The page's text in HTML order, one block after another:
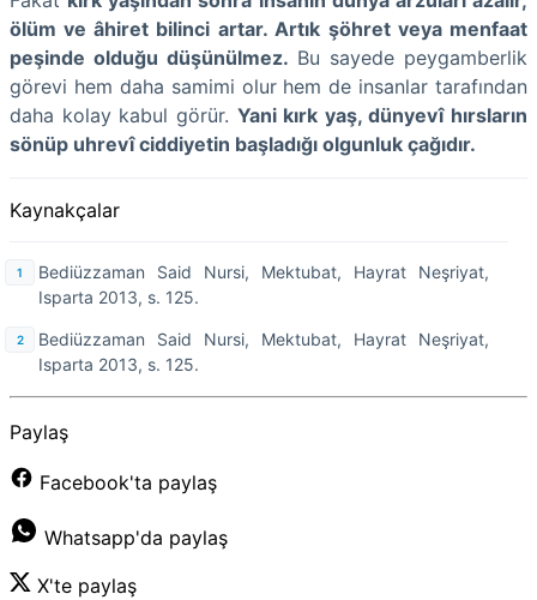
ölüm ve âhiret bilinci artar. Artık şöhret veya menfaat
peşinde olduğu düşünülmez. Bu sayede peygamberlik
görevi hem daha samimi olur hem de insanlar tarafından
daha kolay kabul görür. Yani kırk yaş, dünyevî hırsların
sönüp uhrevî ciddiyetin başladığı olgunluk çağıdır.
Kaynakçalar
Bediüzzaman Said Nursi, Mektubat, Hayrat Neşriyat,
Isparta 2013, s. 125.
Bediüzzaman Said Nursi, Mektubat, Hayrat Neşriyat,
Isparta 2013, s. 125.
Paylaş
Facebook'ta paylaş
Whatsapp'da paylaş
X'te paylaş